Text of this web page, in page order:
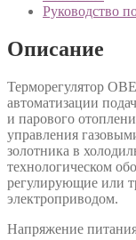
Руководство
Описание
Терморегулятор
автоматизации
и парового
управления
золотника в
технологическом
регулирующие или
электроприводом.
Напряжение